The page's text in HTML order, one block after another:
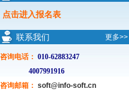
点击进入报名表
联系我们 更多>>
咨询电话： 010-62883247
4007991916
咨询邮箱： soft@info-soft.cn